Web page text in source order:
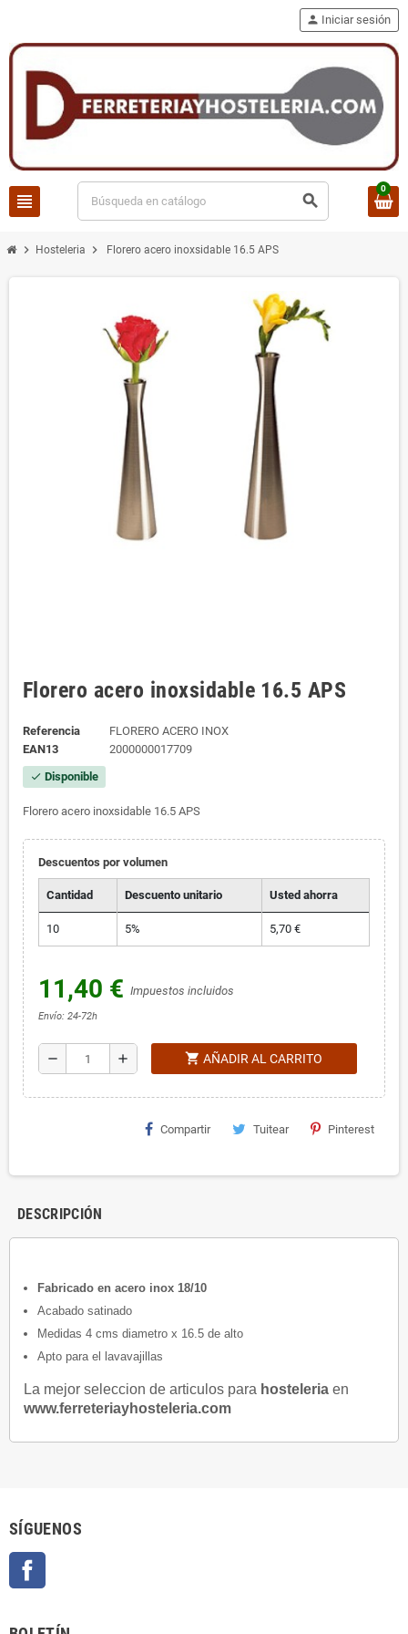
view_headline search
person Iniciar sesión
0
chevron_right Hosteleria chevron_right Florero acero inoxsidable 16.5 APS
Florero acero inoxsidable 16.5 APS
Referencia
FLORERO ACERO INOX
EAN13
2000000017709
check Disponible
Florero acero inoxsidable 16.5 APS
Descuentos por volumen
Cantidad Descuento unitario Usted ahorra
10 5% 5,70 €
11,40 € Impuestos incluidos
Envío: 24-72h
remove add shopping_cart AÑADIR AL CARRITO
Compartir Tuitear Pinterest
DESCRIPCIÓN
Fabricado en acero inox 18/10
Acabado satinado
Medidas 4 cms diametro x 16.5 de alto
Apto para el lavavajillas
La mejor seleccion de articulos para hosteleria en
www.ferreteriayhosteleria.com
SÍGUENOS